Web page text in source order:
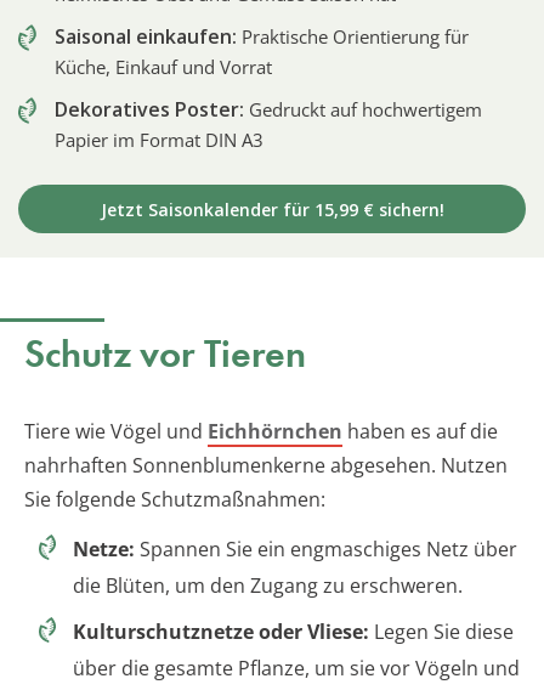
Saisonal einkaufen: Praktische Orientierung für
Küche, Einkauf und Vorrat
Dekoratives Poster: Gedruckt auf hochwertigem
Papier im Format DIN A3
Jetzt Saisonkalender für 15,99 € sichern!
Schutz vor Tieren
Tiere wie Vögel und Eichhörnchen haben es auf die
nahrhaften Sonnenblumenkerne abgesehen. Nutzen
Sie folgende Schutzmaßnahmen:
Netze: Spannen Sie ein engmaschiges Netz über
die Blüten, um den Zugang zu erschweren.
Kulturschutznetze oder Vliese: Legen Sie diese
über die gesamte Pflanze, um sie vor Vögeln und